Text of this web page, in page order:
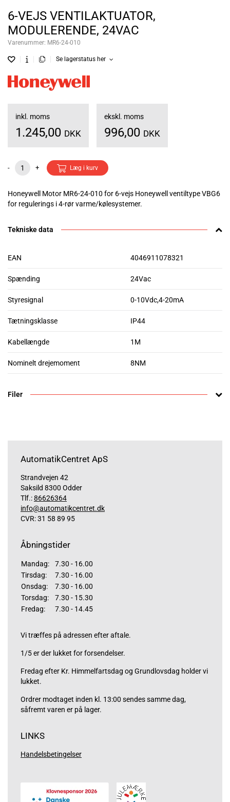
6-VEJS VENTILAKTUATOR,
MODULERENDE, 24VAC
Varenummer: MR6-24-010
Se lagerstatus her
inkl. moms
1.245,00 DKK
ekskl. moms
996,00 DKK
- + Læg i kurv
Honeywell Motor MR6-24-010 for 6-vejs Honeywell ventiltype VBG6
for regulerings i 4-rør varme/kølesystemer.
Tekniske data
EAN 4046911078321
Spænding 24Vac
Styresignal 0-10Vdc,4-20mA
Tætningsklasse IP44
Kabellængde 1M
Nominelt drejemoment 8NM
Filer
AutomatikCentret ApS
Strandvejen 42
Saksild 8300 Odder
Tlf.:86626364
info@automatikcentret.dk
CVR: 31 58 89 95
Åbningstider
Mandag:
7.30 - 16.00
Tirsdag:
7.30 - 16.00
Onsdag:
7.30 - 16.00
Torsdag:
7.30 - 15.30
Fredag:
7.30 - 14.45
Vi træffes på adressen efter aftale.
1/5 er der lukket for forsendelser.
Fredag efter Kr. Himmelfartsdag og Grundlovsdag holder vi
lukket.
Ordrer modtaget inden kl. 13:00 sendes samme dag,
såfremt varen er på lager.
LINKS
Handelsbetingelser